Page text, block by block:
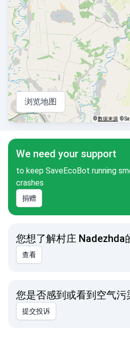
浏览地图
©数据来源 ©
We need your support
to keep SaveEcoBot running
crashes
捐赠
您想了解村庄 Nadezhda
查看
您是否感到或看到空气污
提交投诉